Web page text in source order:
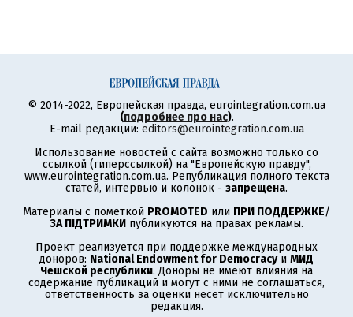
© 2014-2022, Европейская правда, eurointegration.com.ua
(подробнее про нас).
E-mail редакции: editors@eurointegration.com.ua
Использование новостей с сайта возможно только со
ссылкой (гиперссылкой) на "Европейскую правду",
www.eurointegration.com.ua. Републикация полного текста
статей, интервью и колонок - запрещена.
Материалы с пометкой PROMOTED или ПРИ ПОДДЕРЖКЕ/
ЗА ПІДТРИМКИ публикуются на правах рекламы.
Проект реализуется при поддержке международных
доноров: National Endowment for Democracyи МИД
Чешской республики. Доноры не имеют влияния на
содержание публикаций и могут с ними не соглашаться,
ответственность за оценки несет исключительно
редакция.